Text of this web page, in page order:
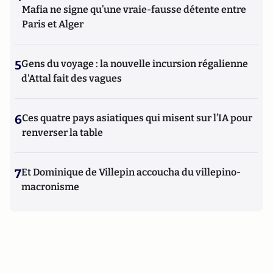
Mafia ne signe qu’une vraie-fausse détente entre
Paris et Alger
5Gens du voyage : la nouvelle incursion régalienne
d'Attal fait des vagues
6Ces quatre pays asiatiques qui misent sur l’IA pour
renverser la table
7Et Dominique de Villepin accoucha du villepino-
macronisme